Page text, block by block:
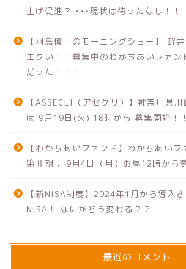
上げ促進？ •••現状は待ったなし！！
【羽鳥慎一のモーニングショー】 軽
エグい！！募集中のわかちあいファン
だった！！！
【ASSECLI（アセクリ）】神奈川県
は 9月19日(火) 18時から 募集開始！！
【わかちあいファンド】わかちあいフ
第Ⅱ期 、9月4日（月）お昼12時から
【新NISA制度】2024年1月から導入
NISA！ なにがどう変わる？？
最近のコメント